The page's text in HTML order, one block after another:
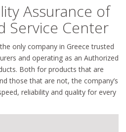
Assurance of
Service Center
only company in Greece trusted
and operating as an Authorized
Both for products that are
those that are not, the company’s
reliability and quality for every